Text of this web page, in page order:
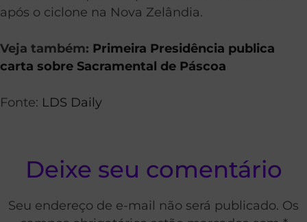
após o ciclone na Nova Zelândia.
Veja também: Primeira Presidência publica
carta sobre Sacramental de Páscoa
Fonte: LDS Daily
Deixe seu comentário
Seu endereço de e-mail não será publicado. Os